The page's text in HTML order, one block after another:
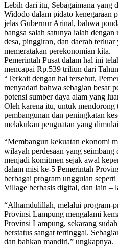
Lebih dari itu, Sebagaimana yang
Widodo dalam pidato kenegaraan
jelas Gubernur Arinal, bahwa
bangsa salah satunya ialah
desa, pinggiran, dan daerah
memeratakan perekonomian kita.
Pemerintah Pusat dalam hal ini
mencapai Rp.539 triliun dari
“Terkait dengan hal tersebut,
menyadari bahwa sebagian besar
potensi sumber daya alam yang
Oleh karena itu, untuk mendorong
pembangunan dan peningkatan
melakukan penguatan yang
“Membangun kekuatan ekonomi
wilayah perdesaan yang
menjadi komitmen sejak awal
dalam misi ke-5 Pemerintah
berbagai program unggulan
Village berbasis digital, dan lain –
“Alhamdulillah, melalui program-
Provinsi Lampung mengalami
Provinsi Lampung, sekarang
berstatus sangat tertinggal.
dan bahkan mandiri,” ungkapnya.